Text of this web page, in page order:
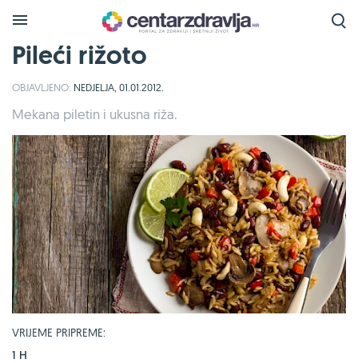
Pileći rižoto
OBJAVLJENO: NEDJELJA, 01.01.2012.
Mekana piletin i ukusna riža.
VRIJEME PRIPREME:
1 H